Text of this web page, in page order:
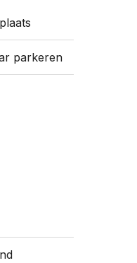
parkeren